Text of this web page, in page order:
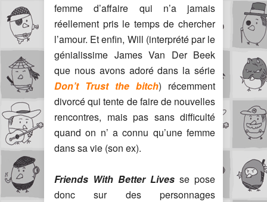
femme d’affaire qui n’a jamais
réellement pris le temps de chercher
l’amour. Et enfin, Will (interprété par le
génialissime James Van Der Beek
que nous avons adoré dans la série
Don’t Trust the bitch) récemment
divorcé qui tente de faire de nouvelles
rencontres, mais pas sans difficulté
quand on n’ a connu qu’une femme
dans sa vie (son ex).
Friends With Better Lives se pose
donc sur des personnages